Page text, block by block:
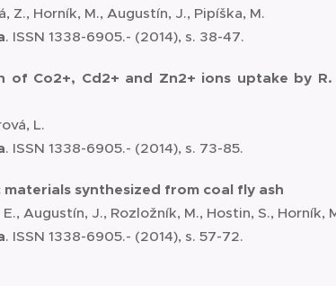
Z., Horník, M., Augustín, J., Pipíška, M.
. ISSN 1338-6905.- (2014), s. 38-47.
Co2+, Cd2+ and Zn2+ ions uptake by R.
L.
. ISSN 1338-6905.- (2014), s. 73-85.
synthesized from coal fly ash
Augustín, J., Rozložník, M., Hostin, S., Horník,
. ISSN 1338-6905.- (2014), s. 57-72.